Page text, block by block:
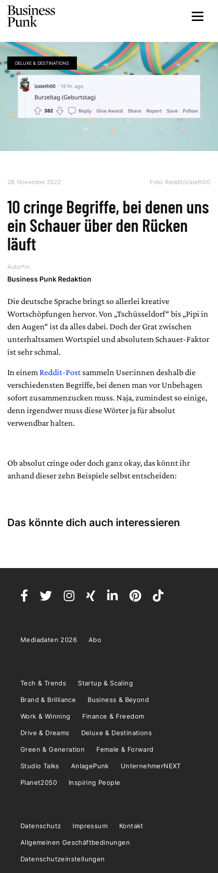
DELUXE & DESTINATIONS
28. November 2022 Foto: Reddit/izaleth00
10 cringe Begriffe, bei denen uns
ein Schauer über den Rücken
läuft
Autor*in
Business Punk Redaktion
Die deutsche Sprache bringt so allerlei kreative
Wortschöpfungen hervor. Von „Tschüsseldorf“ bis „Pipi in
den Augen“ ist da alles dabei. Doch der Grat zwischen
unterhaltsamen Wortspiel und absolutem Schauer-Faktor
ist sehr schmal.
In einem Reddit-Post sammeln User:innen deshalb die
verschiedensten Begriffe, bei denen man vor Unbehagen
sofort zusammenzucken muss. Naja, zumindest so einige,
denn irgendwer muss diese Wörter ja für absolut
verwendbar halten.
Ob absolut cringe oder doch ganz okay, das könnt ihr
anhand dieser zehn Beispiele selbst entscheiden:
Das könnte dich auch interessieren
Mediadaten 2026 Abo
Tech & Trends Startup & Scaling
Brand & Brilliance Business & Beyond
Work & Winning Finance & Freedom
Drive & Dreams Deluxe & Destinations
Green & Generation Female & Forward
Studio Talks AnlagePunk UnternehmerNEXT
Planet2050 Inspiring People
Datenschutz Impressum Kontakt
Allgemeinen Geschäftbedinungen
Datenschutzeinstellungen